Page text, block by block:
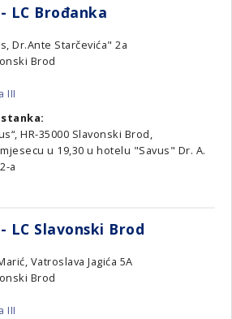
LC Brođanka
Dr.Ante Starčevića" 2a
Brod
III
HR-35000 Slavonski Brod,
u 19,30 u hotelu "Savus" Dr. A.
a
LC Slavonski Brod
Vatroslava Jagića 5A
Brod
III